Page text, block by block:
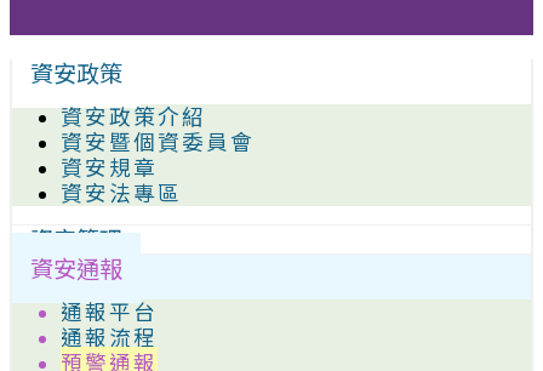
資安政策
資安政策介紹
資安暨個資委員會
資安規章
資安法專區
資安管理
資安通報
通報平台
通報流程
預警通報